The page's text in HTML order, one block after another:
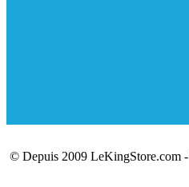
© Depuis 2009 LeKingStore.com -